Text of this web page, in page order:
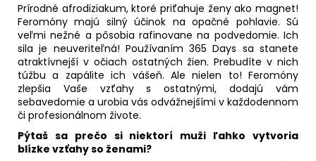
Prírodné afrodiziakum, ktoré priťahuje ženy ako magnet!
Feromóny majú silný účinok na opačné pohlavie. Sú
veľmi nežné a pôsobia rafinovane na podvedomie. Ich
sila je neuveriteľná! Používaním 365 Days sa stanete
atraktívnejší v očiach ostatných žien. Prebudíte v nich
túžbu a zapálite ich vášeň. Ale nielen to! Feromóny
zlepšia Vaše vzťahy s ostatnými, dodajú vám
sebavedomie a urobia vás odvážnejšími v každodennom
či profesionálnom živote.
Pýtaš sa prečo si niektorí muži ľahko vytvoria
blízke vzťahy so ženami?